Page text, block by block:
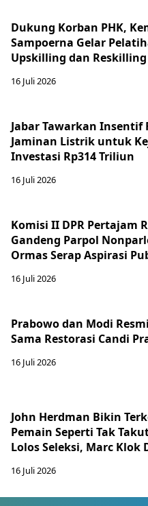
Dukung Korban PHK,
Sampoerna Gelar
Upskilling dan Reskilling
16 Juli 2026
Jabar Tawarkan Insentif
Jaminan Listrik untuk
Investasi Rp314 Triliun
16 Juli 2026
Komisi II DPR Pertajam
Gandeng Parpol
Ormas Serap Aspirasi
16 Juli 2026
Prabowo dan Modi
Sama Restorasi Candi
16 Juli 2026
John Herdman Bikin
Pemain Seperti Tak
Lolos Seleksi, Marc Klok
16 Juli 2026